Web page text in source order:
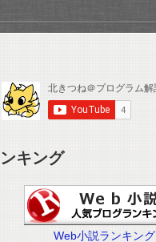
キング
Web小説ランキング